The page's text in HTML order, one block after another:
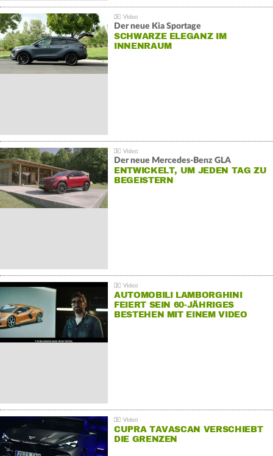
Der neue Kia Sportage
SCHWARZE ELEGANZ IM
INNENRAUM
Der neue Mercedes-Benz GLA
ENTWICKELT, UM JEDEN TAG ZU
BEGEISTERN
AUTOMOBILI LAMBORGHINI
FEIERT SEIN 60-JÄHRIGES
BESTEHEN MIT EINEM VIDEO
CUPRA TAVASCAN VERSCHIEBT
DIE GRENZEN